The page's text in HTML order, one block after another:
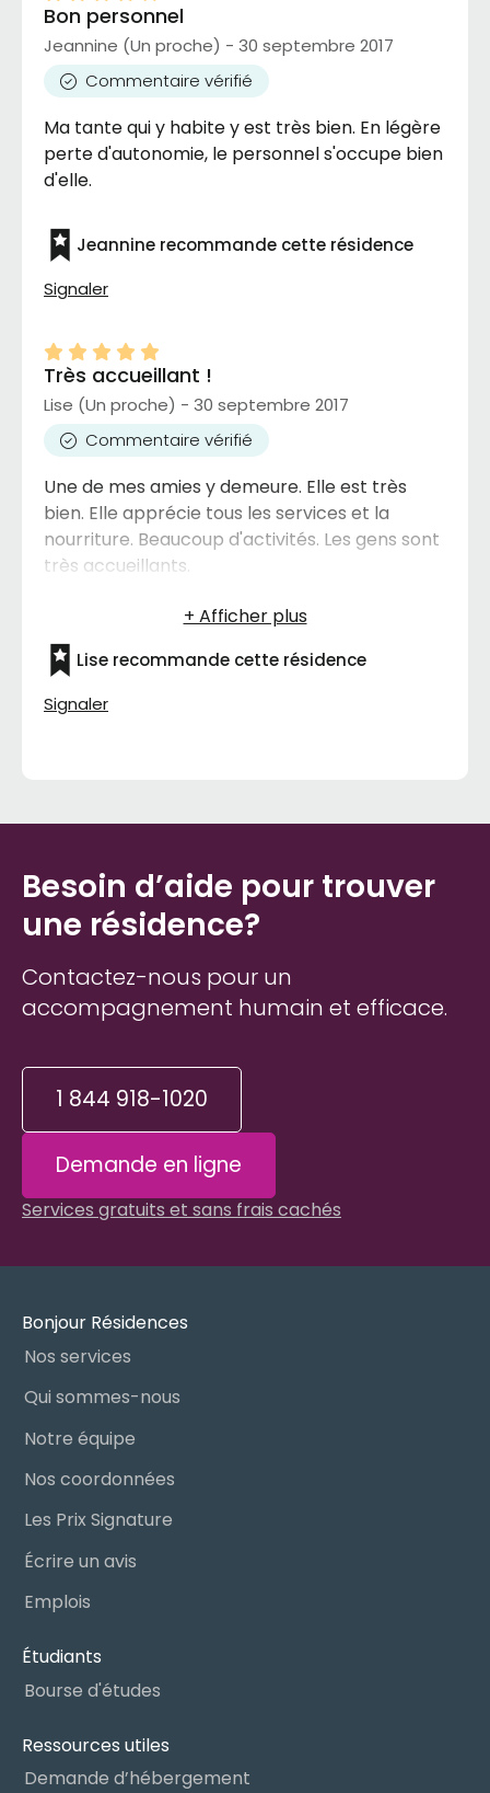
Bon personnel
Jeannine (Un proche) - 30 septembre 2017
Commentaire vérifié
Ma tante qui y habite y est très bien. En légère
perte d'autonomie, le personnel s'occupe bien
d'elle.
Jeannine recommande cette résidence
Signaler
Très accueillant !
Lise (Un proche) - 30 septembre 2017
Commentaire vérifié
Une de mes amies y demeure. Elle est très
bien. Elle apprécie tous les services et la
nourriture. Beaucoup d'activités. Les gens sont
très accueillants.
Lise recommande cette résidence
Signaler
Besoin d’aide pour trouver
une résidence?
Contactez-nous pour un
accompagnement humain et efficace.
1 844 918-1020
Demande en ligne
Services gratuits et sans frais cachés
Bonjour Résidences
Nos services
Qui sommes-nous
Notre équipe
Nos coordonnées
Les Prix Signature
Écrire un avis
Emplois
Étudiants
Bourse d'études
Ressources utiles
Demande d’hébergement